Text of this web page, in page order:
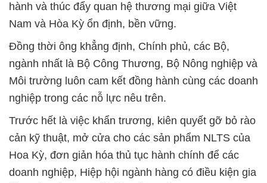
hành và thúc đẩy quan hệ thương mại giữa Việt
Nam và Hòa Kỳ ổn định, bền vững.
Đồng thời ông khẳng định, Chính phủ, các Bộ,
ngành nhất là Bộ Công Thương, Bộ Nông nghiệp và
Môi trường luôn cam kết đồng hành cùng các doanh
nghiệp trong các nỗ lực nêu trên.
Trước hết là việc khẩn trương, kiên quyết gỡ bỏ rào
cản kỹ thuật, mở cửa cho các sản phẩm NLTS của
Hoa Kỳ, đơn giản hóa thủ tục hành chính để các
doanh nghiệp, Hiệp hội ngành hàng có điều kiện gia